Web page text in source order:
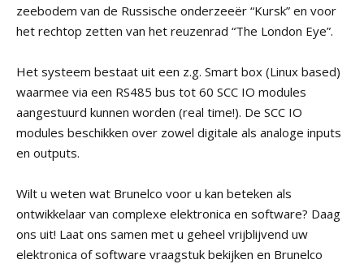
zeebodem van de Russische onderzeeër “Kursk” en voor
het rechtop zetten van het reuzenrad “The London Eye”.
Het systeem bestaat uit een z.g. Smart box (Linux based)
waarmee via een RS485 bus tot 60 SCC IO modules
aangestuurd kunnen worden (real time!). De SCC IO
modules beschikken over zowel digitale als analoge inputs
en outputs.
Wilt u weten wat Brunelco voor u kan beteken als
ontwikkelaar van complexe elektronica en software? Daag
ons uit! Laat ons samen met u geheel vrijblijvend uw
elektronica of software vraagstuk bekijken en Brunelco